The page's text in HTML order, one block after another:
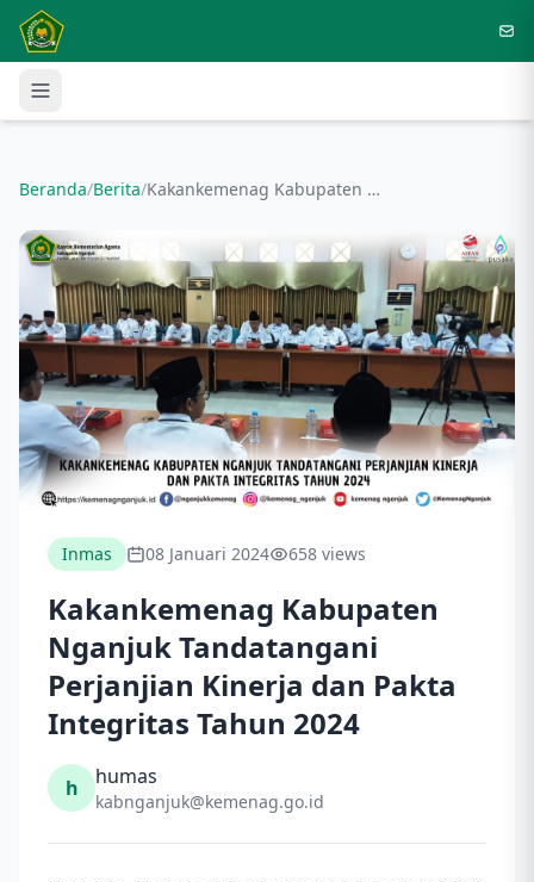
Langsung ke konten utama
Beranda/Berita/ Kakankemenag Kabupaten Nganjuk Tandatangani Perjanjian Kinerja dan Pakta Integritas Tahun 2024
Inmas 08 Januari 2024 658 views
Kakankemenag Kabupaten
Nganjuk Tandatangani
Perjanjian Kinerja dan Pakta
Integritas Tahun 2024
h humas
kabnganjuk@kemenag.go.id